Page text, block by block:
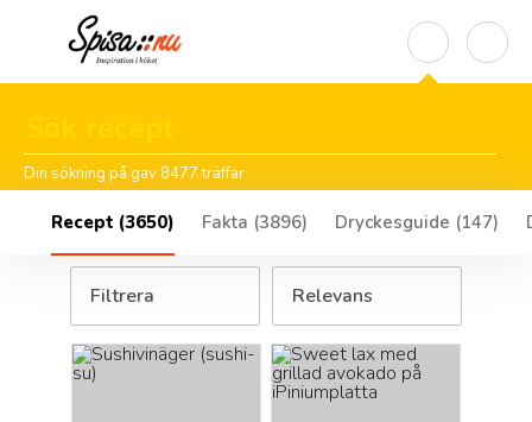
Din sökning på gav8477träffar
Recept (3650) Fakta (3896) Dryckesguide (147)
Filtrera Relevans